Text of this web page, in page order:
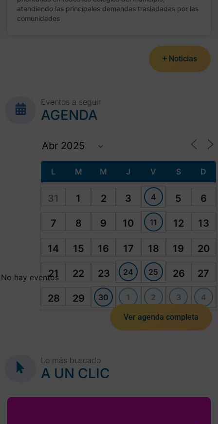
atendiendo las principales demandas trasladadas por las
comunidades
+ Noticias
Eventos a seguir
AGENDA
L M M J V S D
31 1 2 3 4 5 6
7 8 9 10 11 12 13
14 15 16 17 18 19 20
21 22 23 24 25 26 27
28 29 30 1 2 3 4
No hay eventos
Ver agenda completa
Lo más buscado
A UN CLIC